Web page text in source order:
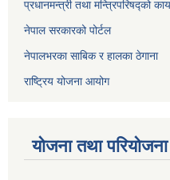
प्रधानमन्त्री तथा मन्त्रिपरिषद्को
नेपाल सरकारको पोर्टल
नेपालभरका साबिक र हालका ठेगाना
राष्ट्रिय योजना आयोग
योजना तथा परियोजना